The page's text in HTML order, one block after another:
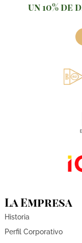
un 10%
La Empresa
Historia
Perfil Corporativo